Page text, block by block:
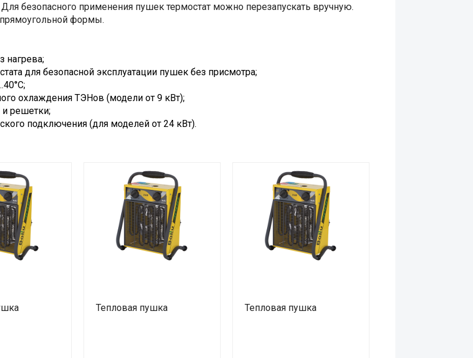
безопасного применения пушек термостат можно перезапускать вручную.
формы.
нагрева;
для безопасной эксплуатации пушек без присмотра;
охлаждения ТЭНов (модели от 9 кВт);
и решетки;
подключения (для моделей от 24 кВт).
Тепловая пушка Тепловая пушка